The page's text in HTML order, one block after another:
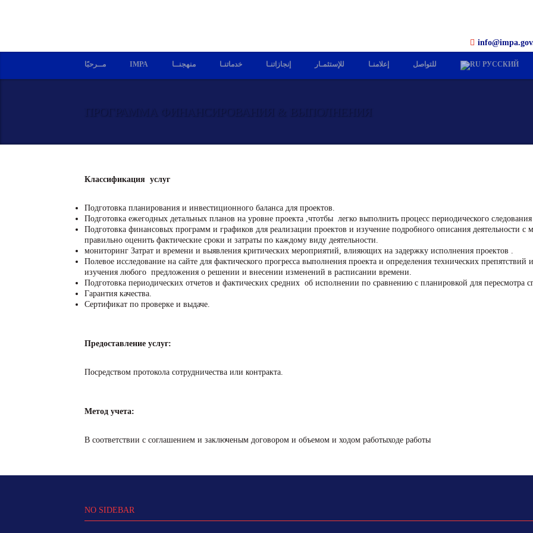
مــرحبًا IMPA منهجنــا خدماتنـا إنجازاتنـا للإستثمـار إعلامنـا للتواصل РУССКИЙ
ПРОГРАММА ФИНАНСИРОВАНИЯ & ВЫПОЛНЕНИЯ
Классификация услуг
Подготовка планирования и инвестиционного баланса для проектов.
Подготовка ежегодных детальных планов на уровне проекта ,чтотбы легко выполнить процесс периодического
Подготовка финансовых программ и графиков для реализации проектов и изучение подробного описания деятельности
правильно оценить фактические сроки и затраты по каждому виду деятельности.
мониторинг Затрат и времени и выявления критических мероприятий, влияющих на задержку исполнения проектов .
Полевое исследование на сайте для фактического прогресса выполнения проекта и определения технических
изучения любого предложения о решении и внесении изменений в расписании времени.
Подготовка периодических отчетов и фактических средних об исполнении по сравнению с планировкой для пересмотра
Гарантия качества.
Сертификат по проверке и выдаче.
Предоставление услуг:
Посредством протокола сотрудничества или контракта.
Метод учета:
В соответствии с соглашением и заключеным договором и объемом и ходом работыходе работы
NO SIDEBAR